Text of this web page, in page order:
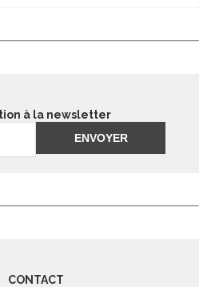
à la newsletter
CONTACT